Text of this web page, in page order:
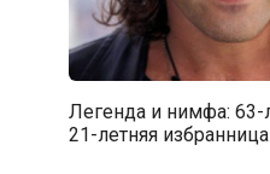
Легенда и нимфа: 63-
21-летняя избранница